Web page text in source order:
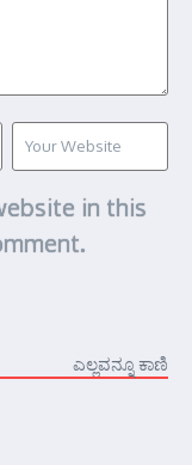
in this
ಎಲ್ಲವನ್ನೂ ಕಾಣಿ